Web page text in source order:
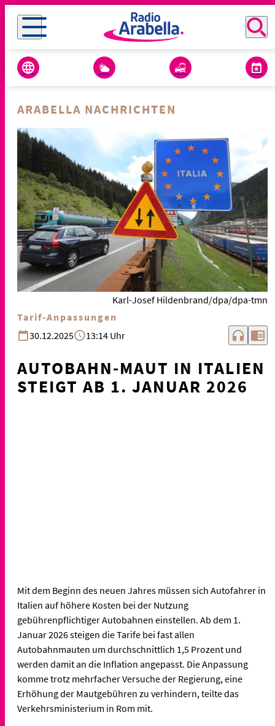
ARABELLA NACHRICHTEN
Karl-Josef Hildenbrand/dpa/dpa-tmn
Tarif-Anpassungen
30.12.2025
13:14 Uhr headphones chrome_reader_mode
AUTOBAHN-MAUT IN ITALIEN
STEIGT AB 1. JANUAR 2026
Mit dem Beginn des neuen Jahres müssen sich Autofahrer in
Italien auf höhere Kosten bei der Nutzung
gebührenpflichtiger Autobahnen einstellen. Ab dem 1.
Januar 2026 steigen die Tarife bei fast allen
Autobahnmauten um durchschnittlich 1,5 Prozent und
werden damit an die Inflation angepasst. Die Anpassung
komme trotz mehrfacher Versuche der Regierung, eine
Erhöhung der Mautgebühren zu verhindern, teilte das
Verkehrsministerium in Rom mit.